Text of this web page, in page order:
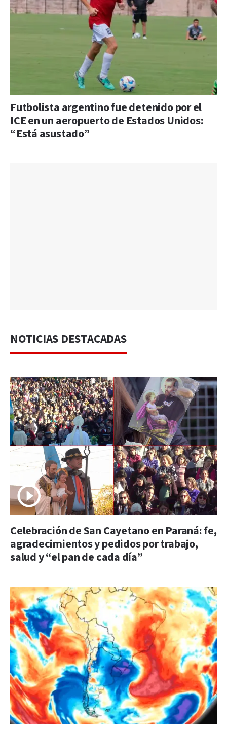
Futbolista argentino fue detenido por el
ICE en un aeropuerto de Estados Unidos:
“Está asustado”
NOTICIAS DESTACADAS
Celebración de San Cayetano en Paraná: fe,
agradecimientos y pedidos por trabajo,
salud y “el pan de cada día”